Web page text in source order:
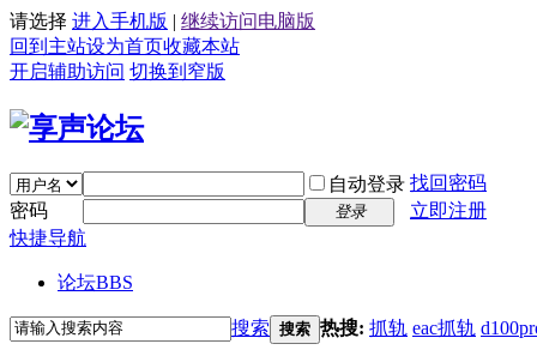
请选择 进入手机版 | 继续访问电脑版
回到主站设为首页收藏本站
开启辅助访问 切换到窄版
自动登录 找回密码
密码
登录
立即注册
快捷导航
论坛BBS
搜索 搜索 热搜: 抓轨 eac抓轨